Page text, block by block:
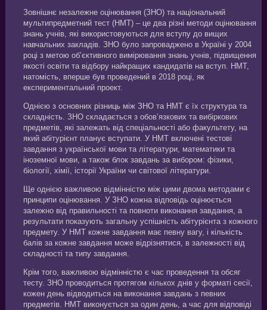
Зовнішнє незалежне оцінювання (ЗНО) та національний
мультипредметний тест (НМТ) – це два різні методи оцінювання
знань учнів, які використовуються для вступу до вищих
навчальних закладів. ЗНО було запроваджено в Україні у 2004
році з метою об’єктивного вимірювання знань учнів, підвищення
якості освіти та відбору найкращих кандидатів на вступ. НМТ,
натомість, вперше був проведений в 2018 році, як
експериментальний проект.
Однією з основних різниць між ЗНО та НМТ є їх структура та
складність. ЗНО складається з обов’язкових та вибіркових
предметів, які залежать від спеціальності або факультету, на
який абітурієнт планує вступати. У НМТ включені тестові
завдання з української мови та літератури, математики та
іноземної мови, а також блок завдань за вибором: фізики,
біології, хімії, історії України чи світової літератури.
Ще однією важливою відмінністю між цими двома методами є
принципи оцінювання. У ЗНО кожна відповідь оцінюється
залежно від правильності та повноти виконання завдання, а
результати показують загальну успішність абітурієнта з кожного
предмету. У НМТ кожне завдання має певну вагу, і кількість
балів за кожне завдання може відрізнятися, в залежності від
складності та типу завдання.
Крім того, важливою відмінністю є час проведення та обсяг
тесту. ЗНО проводиться протягом кількох днів у форматі сесії,
кожен день відводиться на виконання завдань з певних
предметів. НМТ виконується за один день, а час для відповіді